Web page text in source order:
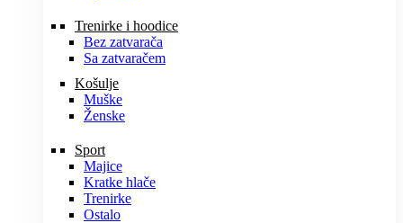
Trenirke i hoodice
Bez zatvarača
Sa zatvaračem
Košulje
Muške
Ženske
Sport
Majice
Kratke hlače
Trenirke
Ostalo